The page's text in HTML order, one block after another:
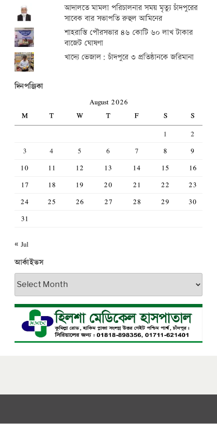
আদালতে মামলা পরিচালনার সময় মৃত্যু চাঁদপুরের
সাবেক বার সভাপতি রুহুল আমিনের
শাহরাস্তি পৌরসভার ৪৬ কোটি ৬০ লাখ টাকার
বাজেট ঘোষণা
খাদ্যে ভেজাল: চাঁদপুরে ৩ প্রতিষ্ঠানকে জরিমানা
দিনপঞ্জিকা
August 2026
M
T W T F S
S
1
2
3
4 5 6 7 8
9
10
11 12 13 14 15
16
17
18 19 20 21 22
23
24
25 26 27 28 29
30
31
« Jul
আর্কাইভস
আর্কাইভস